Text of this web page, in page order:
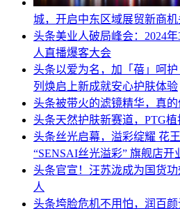
城，开启中东区域展贸新商机
头条美业人破局峰会：2024
人直播爆客大会
头条以爱为名，加「蓓」呵
列焕启上新成就安心护肤体验
头条被带火的滤镜精华，真的
头条天然护肤新赛道，PTG
头条丝光启幕，溢彩绽耀 花
“SENSAI丝光溢彩” 旗舰店开
头条官宣！汪苏泷成为国货
人
头条垮脸危机不用怕，润百